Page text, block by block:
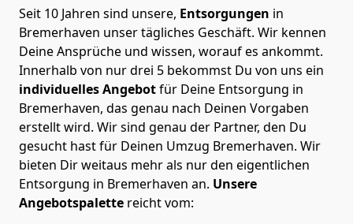
Seit 10 Jahren sind unsere, Entsorgungen in
Bremer­haven unser tägliches Geschäft. Wir kennen
Deine Ansprüche und wissen, worauf es ankommt.
Innerhalb von nur drei 5 bekommst Du von uns ein
individuellesAngebotfür Deine Entsorgung in
Bremer­haven, das genau nach Deinen Vorgaben
erstellt wird. Wir sind genau der Partner, den Du
gesucht hast für Deinen Umzug Bremer­haven. Wir
bieten Dir weitaus mehr als nur den eigentlichen
Entsorgung in Bremer­haven an. Unsere
Angebotspalette reicht vom: